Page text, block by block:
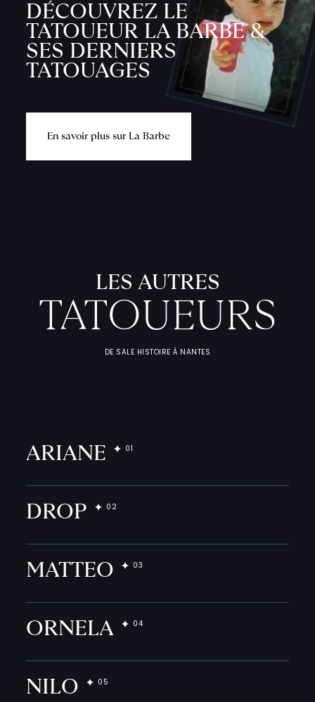
DÉCOUVREZ LE
TATOUEUR LA BARBE &
SES DERNIERS
TATOUAGES
En savoir plus sur La Barbe
LES AUTRES
TATOUEURS
DE SALE HISTOIRE À NANTES
ARIANE
DROP
MATTEO
ORNELA
NILO